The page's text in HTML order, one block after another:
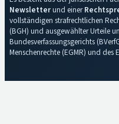
Newsletterund einer
vollständigen strafrechtlichen
(BGH) und ausgewählter Urteile
Bundesverfassungsgerichts
Menschenrechte (EGMR) und des